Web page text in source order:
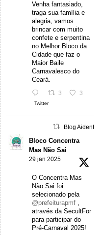
Venha fantasiado,
traga sua família e
alegria, vamos
brincar com muito
confete e serpentina
no Melhor Bloco da
Cidade que faz o
Maior Baile
Carnavalesco do
Ceará.
3 3
Twitter
Blog Aidentu
Bloco Concentra
Mas Não Sai
29 jan 2025
O Concentra Mas
Não Sai foi
selecionado pela
@prefeiturapmf,
através da SecultFor
para participar do
Pré-Carnaval 2025!